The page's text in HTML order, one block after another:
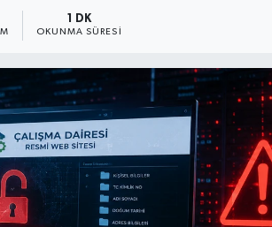
1 DK
OKUNMA SÜRESI